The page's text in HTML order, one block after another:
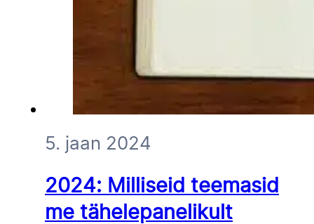
5. jaan 2024
2024: Milliseid teemasid
me tähelepanelikult